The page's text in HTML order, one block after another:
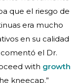
que el riesgo de
era mucho
en su calidad
comentó el Dr.
with growth
kneecap.”